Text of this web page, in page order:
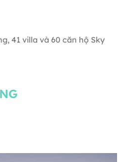
41 villa và 60 căn hộ Sky